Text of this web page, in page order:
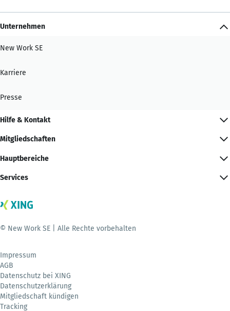
Unternehmen
New Work SE
Karriere
Presse
Hilfe & Kontakt
Mitgliedschaften
Hauptbereiche
Services
© New Work SE | Alle Rechte vorbehalten
Impressum
AGB
Datenschutz bei XING
Datenschutzerklärung
Mitgliedschaft kündigen
Tracking